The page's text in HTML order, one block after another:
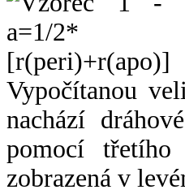
Vypočítanou
nachází
pomocí třetího
zobrazená v